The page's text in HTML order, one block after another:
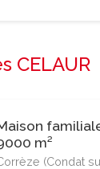
CELAUR
m²
(Condat